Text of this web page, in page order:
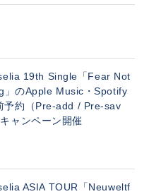
19th Single「Fear Not
」のApple Music・Spotify
予約（Pre-add / Pre-sav
ャンペーン開催
ASIA TOUR「Neuweltf